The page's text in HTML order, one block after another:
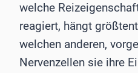
welche
reagiert, hängt
welchen anderen,
Nervenzellen sie ihre